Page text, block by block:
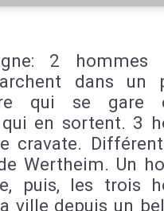
2 hommes
dans un
qui se gare
qui en sortent. 3
cravate.
Wertheim. Un
puis, les trois
ville depuis un